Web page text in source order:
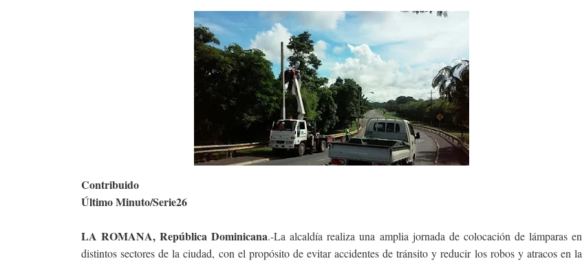
Contribuido
Último Minuto/Serie26
LA ROMANA, República Dominicana.-La alcaldía realiza una amplia jornada de colocación de lámparas en
distintos sectores de la ciudad, con el propósito de evitar accidentes de tránsito y reducir los robos y atracos en la